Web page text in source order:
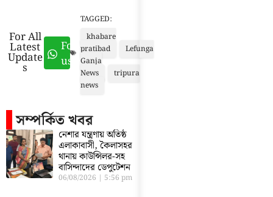
For All
Latest
Update
s
Follow
us
TAGGED:
khabare
pratibad
Lefunga
Ganja
News
tripura
news
সম্পর্কিত খবর
নেশার যন্ত্রণায় অতিষ্ঠ
এলাকাবাসী, কৈলাসহর
থানায় কাউন্সিলর-সহ
বাসিন্দাদের ডেপুটেশন
06/08/2026 5:56 pm